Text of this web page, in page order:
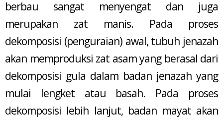
berbau sangat menyengat dan juga
merupakan zat manis. Pada proses
dekomposisi (penguraian) awal, tubuh jenazah
akan memproduksi zat asam yang berasal dari
dekomposisi gula dalam badan jenazah yang
mulai lengket atau basah. Pada proses
dekomposisi lebih lanjut, badan mayat akan